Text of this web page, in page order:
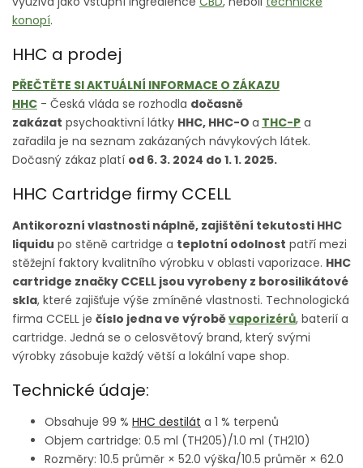
konopí.
HHC a prodej
PŘEČTĚTE SI AKTUÁLNÍ INFORMACE O ZÁKAZU
HHC - Česká vláda se rozhodla dočasně
zakázat psychoaktivní látky HHC, HHC-O a THC-P a
zařadila je na seznam zakázaných návykových látek.
Dočasný zákaz platí od 6. 3. 2024 do 1. 1. 2025.
HHC Cartridge firmy CCELL
Antikorozní vlastnosti náplně, zajištění tekutosti HHC
liquidu po stěně cartridge a teplotní odolnost patří mezi
stěžejní faktory kvalitního výrobku v oblasti vaporizace. HHC
cartridge značky CCELL jsou vyrobeny z borosilikátové
skla, které zajišťuje výše zmíněné vlastnosti. Technologická
firma CCELL je číslo jedna ve výroběvaporizérů, baterií a
cartridge. Jedná se o celosvětový brand, který svými
výrobky zásobuje každý větší a lokální vape shop.
Technické údaje:
Obsahuje 99 % HHC destilát a 1 % terpenů
Objem cartridge: 0.5 ml (TH205)/1.0 ml (TH210)
Rozměry: 10.5 průměr × 52.0 výška/10.5 průměr × 62.0